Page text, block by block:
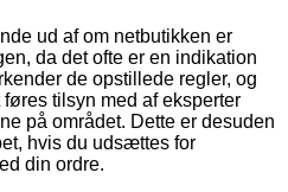
ud af om netbutikken er
da det ofte er en indikation
de opstillede regler, og
tilsyn med af eksperter
på området. Dette er desuden
hvis du udsættes for
din ordre.